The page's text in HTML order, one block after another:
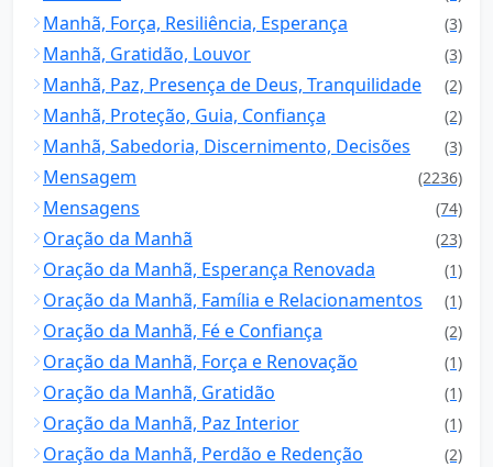
Manhã, Força, Resiliência, Esperança (3)
Manhã, Gratidão, Louvor (3)
Manhã, Paz, Presença de Deus, Tranquilidade (2)
Manhã, Proteção, Guia, Confiança (2)
Manhã, Sabedoria, Discernimento, Decisões (3)
Mensagem (2236)
Mensagens (74)
Oração da Manhã (23)
Oração da Manhã, Esperança Renovada (1)
Oração da Manhã, Família e Relacionamentos (1)
Oração da Manhã, Fé e Confiança (2)
Oração da Manhã, Força e Renovação (1)
Oração da Manhã, Gratidão (1)
Oração da Manhã, Paz Interior (1)
Oração da Manhã, Perdão e Redenção (2)